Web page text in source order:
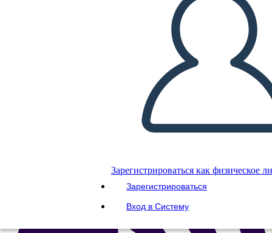
Зарегистрироваться как физическое
Зарегистрироваться
Вход в Систему
Разбивка Формы
Скопируйте эту раскадровку
СОЗДАТЬ РАСКАДРОВКУ
ВОСПРОИЗВЕСТИ СЛАЙД-ШОУ
ПОЧИТАЙ МНЕ